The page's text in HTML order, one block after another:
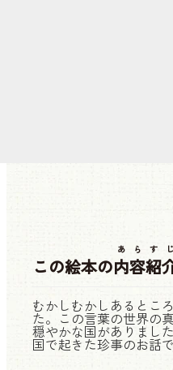
この絵本の内容紹
あらすじ
むかしむかしあるとこ
た。この言葉の世界の
穏やかな国がありまし
国で起きた珍事のお話で